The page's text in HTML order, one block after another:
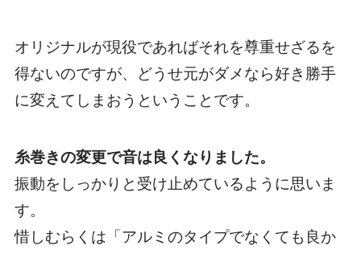
オリジナルが現役であればそれを尊重せざるを
得ないのですが、どうせ元がダメなら好き勝手
に変えてしまおうということです。
糸巻きの変更で音は良くなりました。
振動をしっかりと受け止めているように思いま
す。
惜しむらくは「アルミのタイプでなくても良か